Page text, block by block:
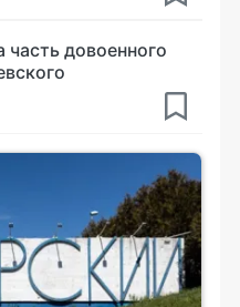
часть довоенного